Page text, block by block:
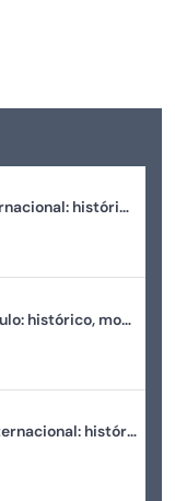
Palpite Palmeiras x Internacional: histórico, momento atual, estatísticas e odds
Palpite Grêmio x São Paulo: histórico, momento atual, estatísticas e odds
Palpite Corinthians x Internacional: histórico, momento atual, estatísticas e odds